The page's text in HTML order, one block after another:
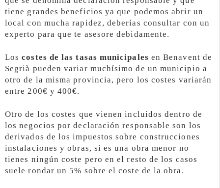
tiene grandes beneficios ya que podemos abrir un
local con mucha rapidez, deberías consultar con un
experto para que te asesore debidamente.
Loscostes de las tasas municipales en Benavent de
Segrià pueden variar muchísimo de un municipio a
otro de la misma provincia, pero los costes variarán
entre 200€ y 400€.
Otro de los costes que vienen incluidos dentro de
los negocios por declaración responsable son los
derivados de los impuestos sobre construcciones
instalaciones y obras, si es una obra menor no
tienes ningún coste pero en el resto de los casos
suele rondar un 5% sobre el coste de la obra.